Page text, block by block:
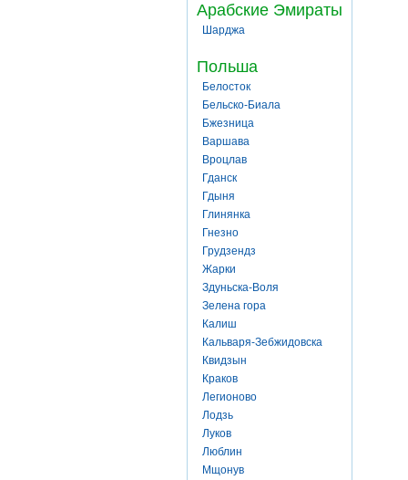
Арабские Эмираты
Шарджа
Польша
Белосток
Бельско-Биала
Бжезница
Варшава
Вроцлав
Гданск
Гдыня
Глинянка
Гнезно
Грудзендз
Жарки
Здуньска-Воля
Зелена гора
Калиш
Кальваря-Зебжидовска
Квидзын
Краков
Легионово
Лодзь
Луков
Люблин
Мщонув